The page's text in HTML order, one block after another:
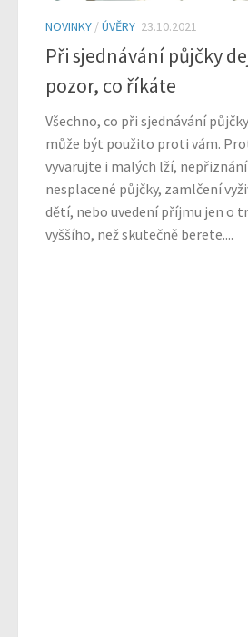
NOVINKY /ÚVĚRY 23.10.2021
Při sjednávání půjčky
pozor, co říkáte
Všechno, co při sjednávání
může být použito proti vám.
vyvarujte i malých lží,
nesplacené půjčky, zamlčení
dětí, nebo uvedení příjmu jen o
vyššího, než skutečně berete....